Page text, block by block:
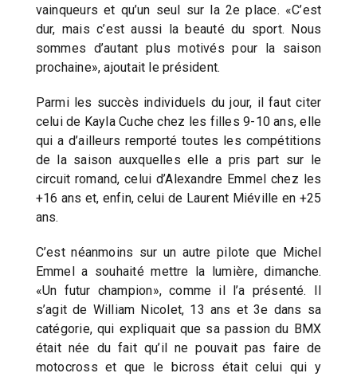
vainqueurs et qu’un seul sur la 2e place. «C’est
dur, mais c’est aussi la beauté du sport. Nous
sommes d’autant plus motivés pour la saison
prochaine», ajoutait le président.
Parmi les succès individuels du jour, il faut citer
celui de Kayla Cuche chez les filles 9-10 ans, elle
qui a d’ailleurs remporté toutes les compétitions
de la saison auxquelles elle a pris part sur le
circuit romand, celui d’Alexandre Emmel chez les
+16 ans et, enfin, celui de Laurent Miéville en +25
ans.
C’est néanmoins sur un autre pilote que Michel
Emmel a souhaité mettre la lumière, dimanche.
«Un futur champion», comme il l’a présenté. Il
s’agit de William Nicolet, 13 ans et 3e dans sa
catégorie, qui expliquait que sa passion du BMX
était née du fait qu’il ne pouvait pas faire de
motocross et que le bicross était celui qui y